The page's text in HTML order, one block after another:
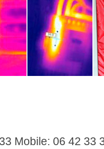
Mobile: 06 42 33